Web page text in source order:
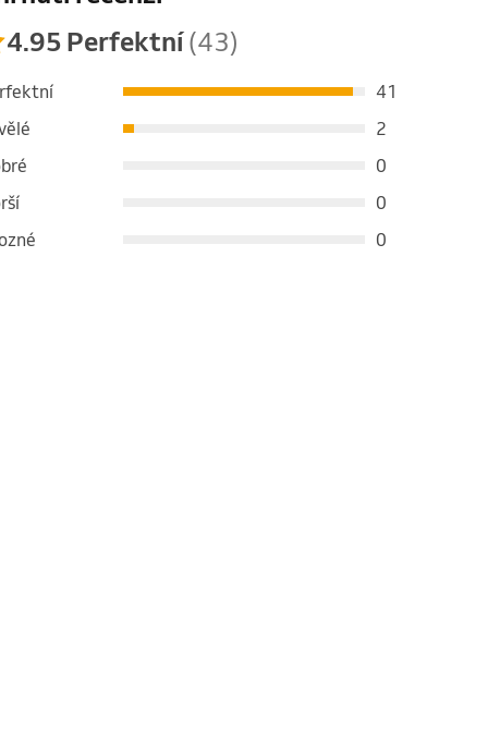
4.95 Perfektní(43)
41
2
0
0
0